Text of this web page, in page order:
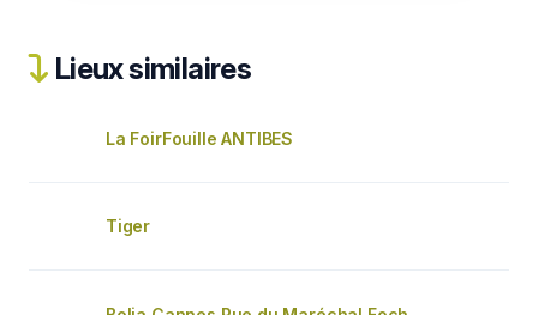
Lieux similaires
La FoirFouille ANTIBES
Tiger